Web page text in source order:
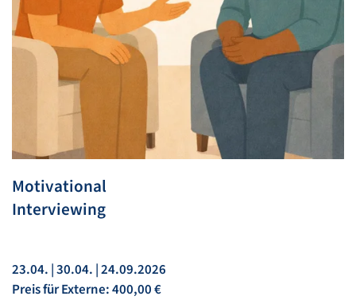
Motivational
Interviewing
23.04. | 30.04. | 24.09.2026
Preis für Externe: 400,00 €